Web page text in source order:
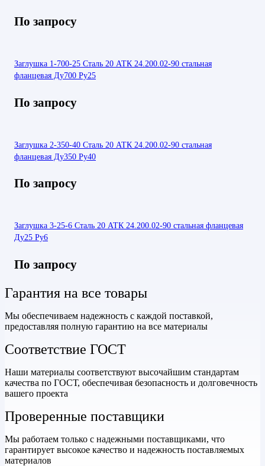
По запросу
Заглушка 1-700-25 Сталь 20 АТК 24.200.02-90 стальная
фланцевая Ду700 Ру25
По запросу
Заглушка 2-350-40 Сталь 20 АТК 24.200.02-90 стальная
фланцевая Ду350 Ру40
По запросу
Заглушка 3-25-6 Сталь 20 АТК 24.200.02-90 стальная фланцевая
Ду25 Ру6
По запросу
Гарантия на все товары
Мы обеспечиваем надежность с каждой поставкой,
предоставляя полную гарантию на все материалы
Соответствие ГОСТ
Наши материалы соответствуют высочайшим стандартам
качества по ГОСТ, обеспечивая безопасность и долговечность
вашего проекта
Проверенные поставщики
Мы работаем только с надежными поставщиками, что
гарантирует высокое качество и надежность поставляемых
материалов